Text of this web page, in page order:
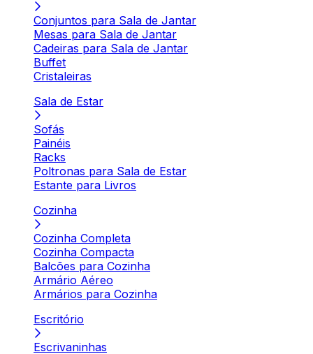
Conjuntos para Sala de Jantar
Mesas para Sala de Jantar
Cadeiras para Sala de Jantar
Buffet
Cristaleiras
Sala de Estar
Sofás
Painéis
Racks
Poltronas para Sala de Estar
Estante para Livros
Cozinha
Cozinha Completa
Cozinha Compacta
Balcões para Cozinha
Armário Aéreo
Armários para Cozinha
Escritório
Escrivaninhas